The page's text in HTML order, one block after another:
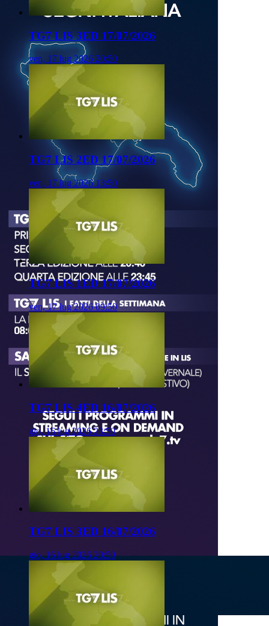
TG7 LIS 3ED 17/07/2026
ven, 17 lug 2026 20:50
TG7 LIS 2ED 17/07/2026
ven, 17 lug 2026 13:50
TG7 LIS 1ED 17/07/2026
ven, 17 lug 2026 09:50
TG7 LIS 4ED 16/07/2026
gio, 16 lug 2026 23:50
TG7 LIS 3ED 16/07/2026
gio, 16 lug 2026 20:50